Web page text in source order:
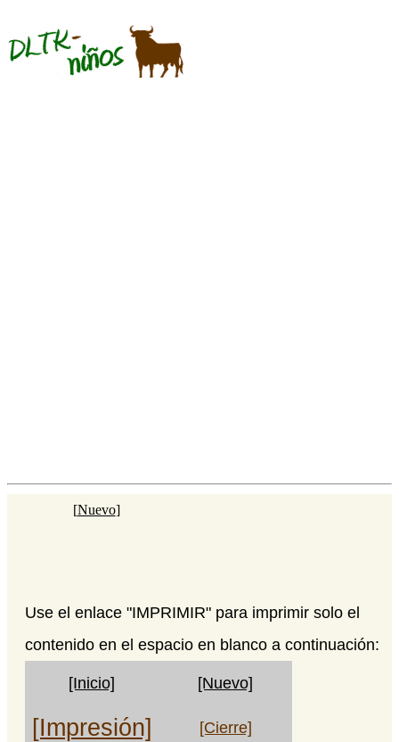
[Nuevo]
Use el enlace "IMPRIMIR" para imprimir solo el
contenido en el espacio en blanco a continuación:
[Inicio] [Nuevo]
[Impresión] [Cierre]